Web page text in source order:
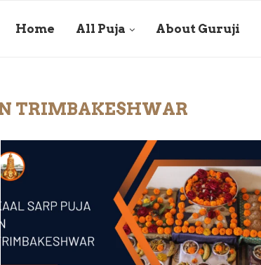
Home All Puja About Guruji
TRIMBAKESHWAR